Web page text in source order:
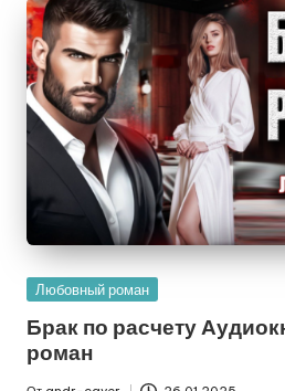
Опубликовано
Любовный роман
Брак по расчету
роман